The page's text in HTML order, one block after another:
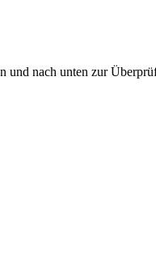
und nach unten zur